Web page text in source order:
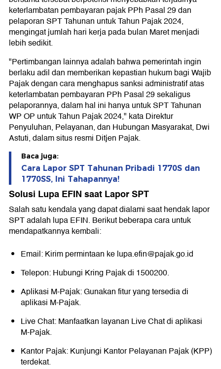
keterlambatan pembayaran pajak PPh Pasal 29 dan
pelaporan SPT Tahunan untuk Tahun Pajak 2024,
mengingat jumlah hari kerja pada bulan Maret menjadi
lebih sedikit.
"Pertimbangan lainnya adalah bahwa pemerintah ingin
berlaku adil dan memberikan kepastian hukum bagi Wajib
Pajak dengan cara menghapus sanksi administratif atas
keterlambatan pembayaran PPh Pasal 29 sekaligus
pelaporannya, dalam hal ini hanya untuk SPT Tahunan
WP OP untuk Tahun Pajak 2024," kata Direktur
Penyuluhan, Pelayanan, dan Hubungan Masyarakat, Dwi
Astuti, dalam situs resmi Ditjen Pajak.
Baca juga:
Cara Lapor SPT Tahunan Pribadi 1770S dan
1770SS, Ini Tahapannya!
Solusi Lupa EFIN saat Lapor SPT
Salah satu kendala yang dapat dialami saat hendak lapor
SPT adalah lupa EFIN. Berikut beberapa cara untuk
mendapatkannya kembali:
Email: Kirim permintaan ke lupa.efin@pajak.go.id
Telepon: Hubungi Kring Pajak di 1500200.
Aplikasi M-Pajak: Gunakan fitur yang tersedia di
aplikasi M-Pajak.
Live Chat: Manfaatkan layanan Live Chat di aplikasi
M-Pajak.
Kantor Pajak: Kunjungi Kantor Pelayanan Pajak (KPP)
terdekat.